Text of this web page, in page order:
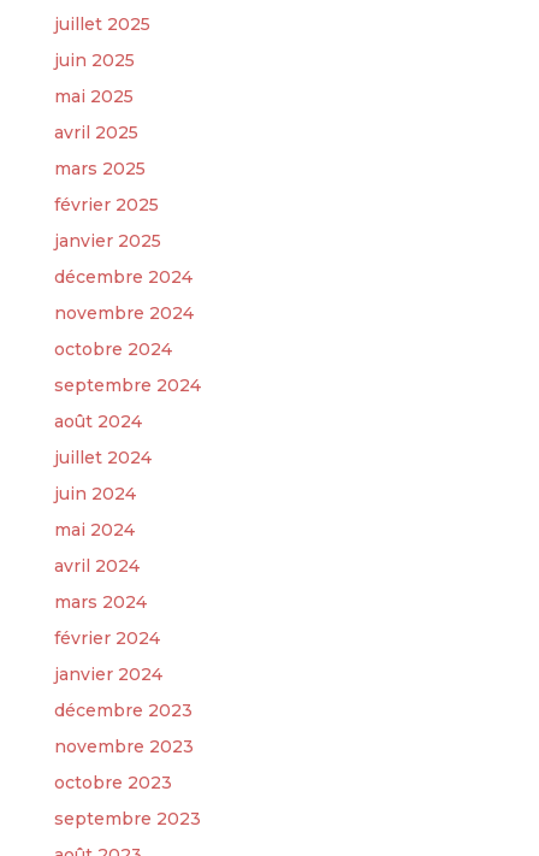
juillet 2025
juin 2025
mai 2025
avril 2025
mars 2025
février 2025
janvier 2025
décembre 2024
novembre 2024
octobre 2024
septembre 2024
août 2024
juillet 2024
juin 2024
mai 2024
avril 2024
mars 2024
février 2024
janvier 2024
décembre 2023
novembre 2023
octobre 2023
septembre 2023